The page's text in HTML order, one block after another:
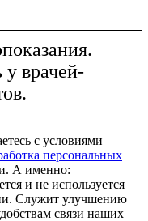
у врачей-
с условиями
персональных
А именно:
и не используется
Служит улучшению
связи наших